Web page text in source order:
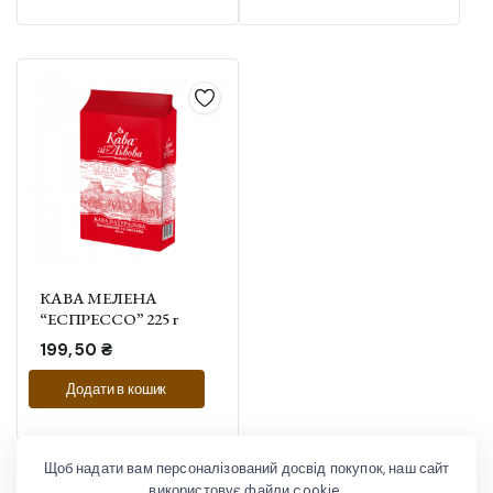
КАВА МЕЛЕНА
“ЕСПРЕССО” 225 г
199,50₴
Додати в кошик
Щоб надати вам персоналізований досвід покупок, наш сайт